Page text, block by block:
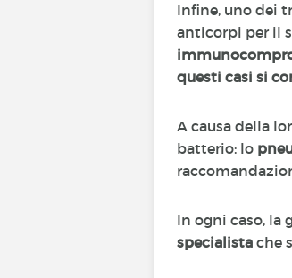
Infine, uno dei
anticorpi per il
questi casi si
A causa della
batterio: lo
In ogni caso, la
specialista che